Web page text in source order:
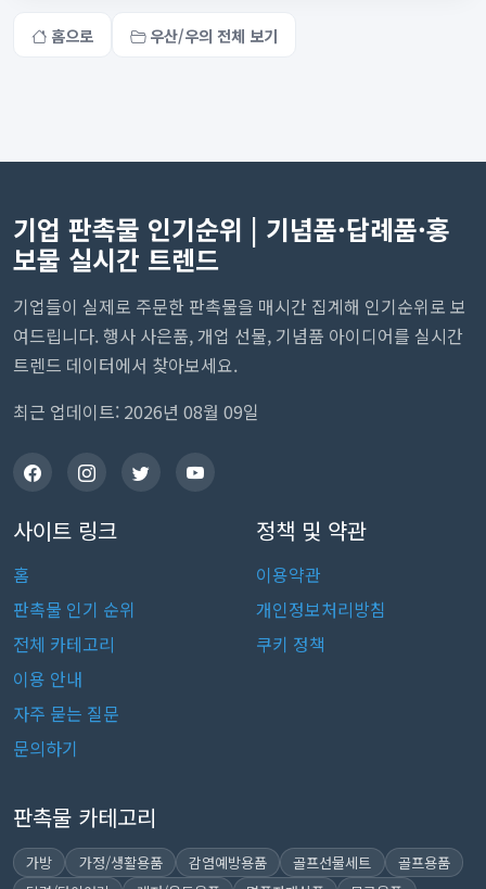
홈으로 우산/우의 전체 보기
기업 판촉물 인기순위 | 기념품·답례품·홍
보물 실시간 트렌드
기업들이 실제로 주문한 판촉물을 매시간 집계해 인기순위로 보
여드립니다. 행사 사은품, 개업 선물, 기념품 아이디어를 실시간
트렌드 데이터에서 찾아보세요.
최근 업데이트: 2026년 08월 09일
사이트 링크
홈
판촉물 인기 순위
전체 카테고리
이용 안내
자주 묻는 질문
문의하기
정책 및 약관
이용약관
개인정보처리방침
쿠키 정책
판촉물 카테고리
가방 가정/생활용품 감염예방용품 골프선물세트
골프용품